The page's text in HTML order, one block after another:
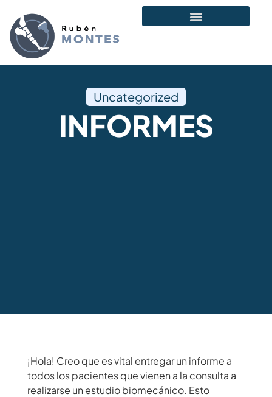
Uncategorized
INFORMES
¡Hola! Creo que es vital entregar un informe a
todos los pacientes que vienen a la consulta a
realizarse un estudio biomecánico. Esto